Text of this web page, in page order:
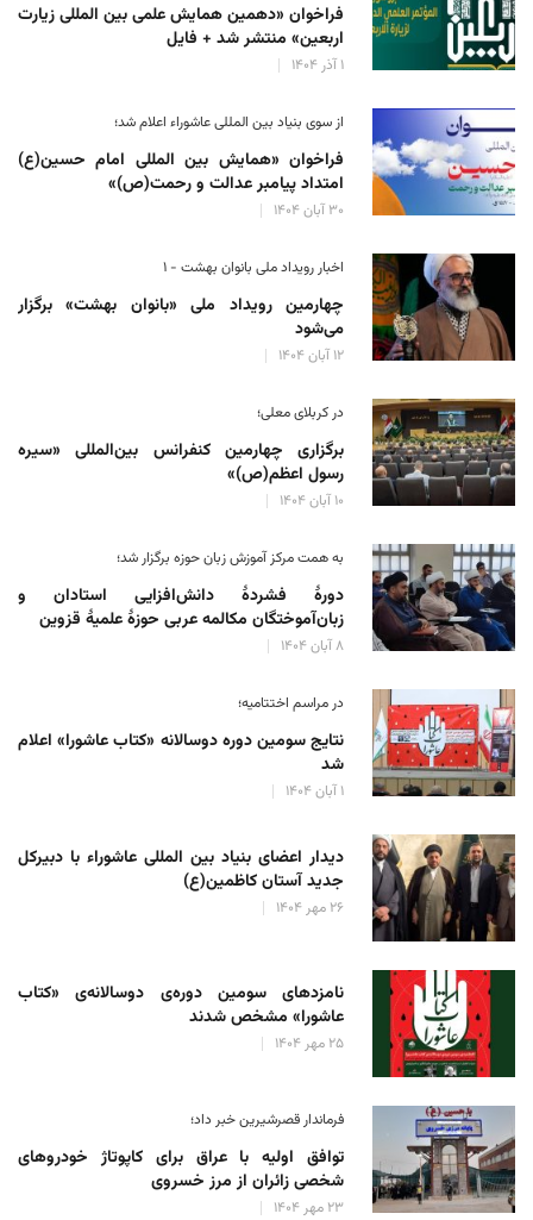
فراخوان «دهمین همایش علمی بین المللی زیارت
اربعین» منتشر شد + فایل
۱ آذر ۱۴۰۴
از سوی بنیاد بین المللی عاشوراء اعلام شد؛
فراخوان «همایش بین المللی امام حسین(ع)
امتداد پیامبر عدالت و رحمت(ص)»
۳۰ آبان ۱۴۰۴
اخبار رویداد ملی بانوان بهشت - ۱
چهارمین رویداد ملی «بانوان بهشت» برگزار
می‌شود
۱۲ آبان ۱۴۰۴
در کربلای معلی؛
برگزاری چهارمین کنفرانس بین‌المللی «سیره
رسول اعظم(ص)»
۱۰ آبان ۱۴۰۴
به همت مرکز آموزش زبان حوزه‌ برگزار شد؛
دورهٔ فشردهٔ دانش‌افزایی استادان و
زبان‌آموختگان مکالمه عربی حوزهٔ علمیهٔ قزوین
۸ آبان ۱۴۰۴
در مراسم اختتامیه؛
نتایج سومین دوره‌ دوسالانه‌ «کتاب عاشورا» اعلام
شد
۱ آبان ۱۴۰۴
دیدار اعضای بنیاد بین المللی عاشوراء با دبیرکل
جدید آستان کاظمین(ع)
۲۶ مهر ۱۴۰۴
نامزدهای سومین دوره‌ی دوسالانه‌ی «کتاب
عاشورا» مشخص شدند
۲۵ مهر ۱۴۰۴
فرماندار قصرشیرین خبر داد؛
توافق اولیه با عراق برای کاپوتاژ خودروهای
شخصی زائران از مرز خسروی
۲۳ مهر ۱۴۰۴